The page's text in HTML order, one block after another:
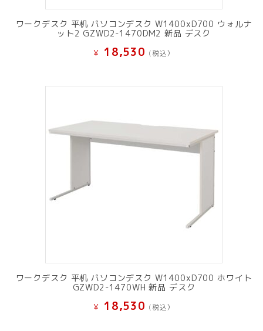
ワークデスク 平机 パソコンデスク W1400xD700 ウォルナ
ット2 GZWD2-1470DM2 新品 デスク
¥ 18,530 (税込）
ワークデスク 平机 パソコンデスク W1400xD700 ホワイト
GZWD2-1470WH 新品 デスク
¥ 18,530 (税込）